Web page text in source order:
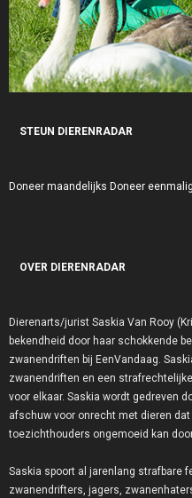
STEUN DIERENRADAR
Doneer maandelijks Doneer eenmalig
OVER DIERENRADAR
Dierenarts/jurist Saskia Van Rooy
bekendheid door haar schokkende
zwanendriften bij EenVandaag.
zwanendriften en een
voor elkaar. Saskia wordt gedreven
afschuw voor onrecht met dieren
toezichthouders ongemoeid kan
Saskia spoort al jarenlang strafbare
zwanendrifters, jagers,